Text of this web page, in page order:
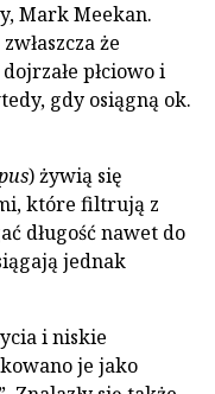
Mark Meekan.
że
płciowo i
gdy osiągną ok.
) żywią się
które filtrują z
długość nawet do
jednak
i niskie
je jako